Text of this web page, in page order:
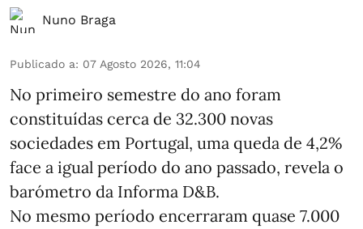
Nuno Braga
Publicado a: 07 Agosto 2026, 11:04
No primeiro semestre do ano foram
constituídas cerca de 32.300 novas
sociedades em Portugal, uma queda de 4,2%
face a igual período do ano passado, revela o
barómetro da Informa D&B.
No mesmo período encerraram quase 7.000